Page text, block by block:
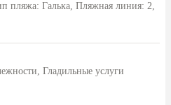
пляжа: Галька, Пляжная линия: 2,
Гладильные услуги